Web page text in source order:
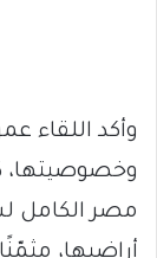
وأكد اللقاء
وخصوصيتها،
مصر الكامل
أراضيها،